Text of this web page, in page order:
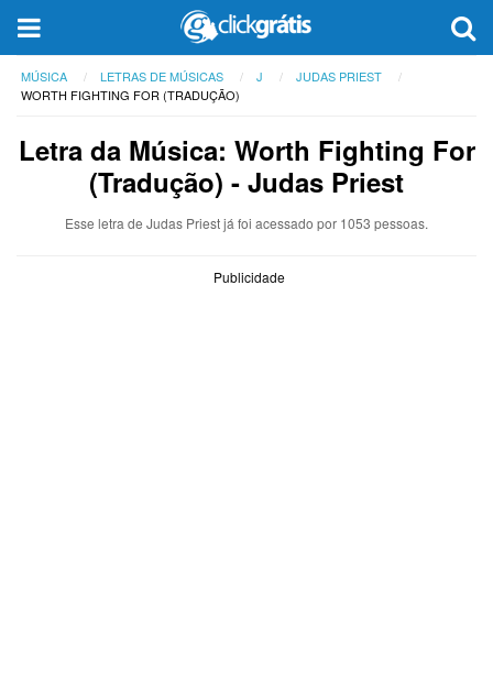
MÚSICA LETRAS DE MÚSICAS J
JUDAS PRIEST
WORTH FIGHTING FOR (TRADUÇÃO)
Letra da Música: Worth Fighting For
(Tradução) - Judas Priest
Esse letra de Judas Priest já foi acessado por 1053 pessoas.
Publicidade